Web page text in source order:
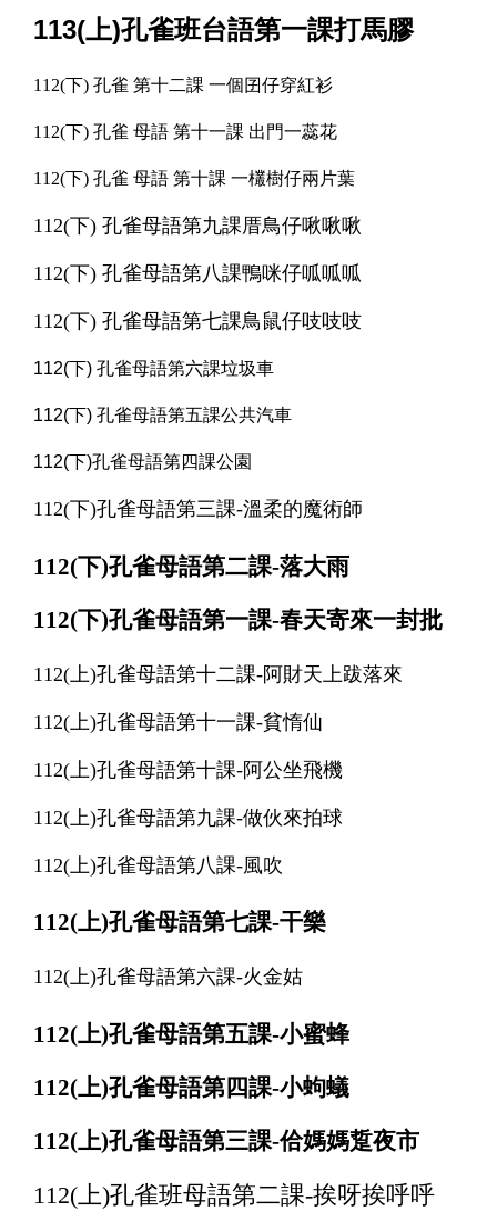
113(上)孔雀班台語第一課打馬膠
112(下) 孔雀 第十二課 一個囝仔穿紅衫
112(下) 孔雀 母語 第十一課 出門一蕊花
112(下) 孔雀 母語 第十課 一欉樹仔兩片葉
112(下) 孔雀母語第九課厝鳥仔啾啾啾
112(下) 孔雀母語第八課鴨咪仔呱呱呱
112(下) 孔雀母語第七課鳥鼠仔吱吱吱
112(下) 孔雀母語第六課垃圾車
112(下) 孔雀母語第五課公共汽車
112(下)孔雀母語第四課公園
112(下)孔雀母語第三課-溫柔的魔術師
112(下)孔雀母語第二課-落大雨
112(下)孔雀母語第一課-春天寄來一封批
112(上)孔雀母語第十二課-阿財天上跋落來
112(上)孔雀母語第十一課-貧惰仙
112(上)孔雀母語第十課-阿公坐飛機
112(上)孔雀母語第九課-做伙來拍球
112(上)孔雀母語第八課-風吹
112(上)孔雀母語第七課-干樂
112(上)孔雀母語第六課-火金姑
112(上)孔雀母語第五課-小蜜蜂
112(上)孔雀母語第四課-小蚼蟻
112(上)孔雀母語第三課-佮媽媽踅夜市
112(上)孔雀班母語第二課-挨呀挨呼呼